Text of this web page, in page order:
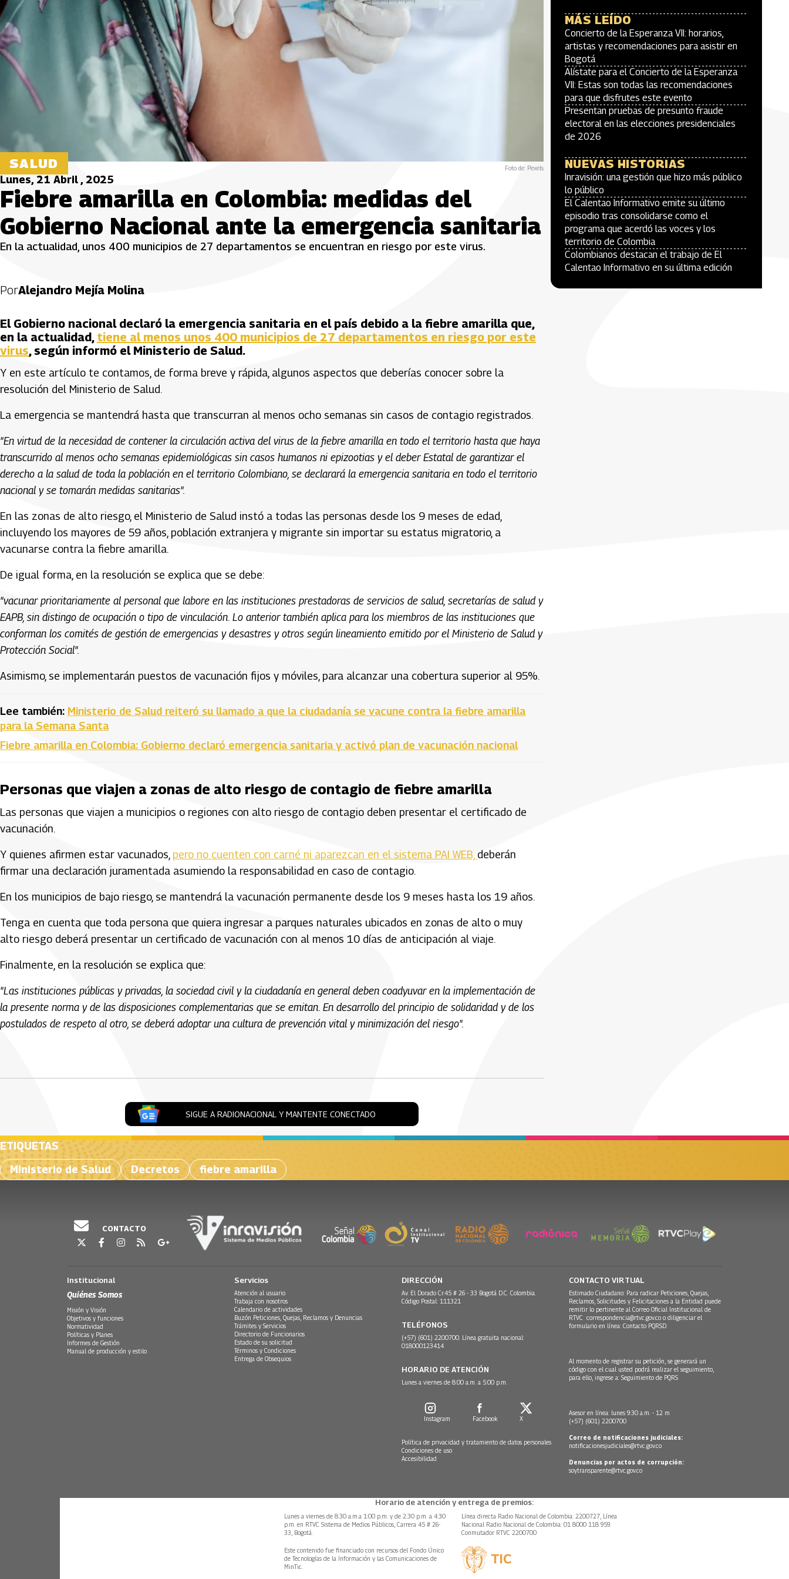
SALUD Foto de: Pexels
Lunes, 21 Abril , 2025
Fiebre amarilla en Colombia: medidas del
Gobierno Nacional ante la emergencia sanitaria
En la actualidad, unos 400 municipios de 27 departamentos se encuentran en riesgo por este virus.
PorAlejandro Mejía Molina
El Gobierno nacional declaró la emergencia sanitaria en el país debido a la fiebre amarilla que,
en la actualidad, tiene al menos unos 400 municipios de 27 departamentos en riesgo por este
virus, según informó el Ministerio de Salud.
Y en este artículo te contamos, de forma breve y rápida, algunos aspectos que deberías conocer sobre la
resolución del Ministerio de Salud.
La emergencia se mantendrá hasta que transcurran al menos ocho semanas sin casos de contagio registrados.
"En virtud de la necesidad de contener la circulación activa del virus de la fiebre amarilla en todo el territorio hasta que haya
transcurrido al menos ocho semanas epidemiológicas sin casos humanos ni epizootias y el deber Estatal de garantizar el
derecho a la salud de toda la población en el territorio Colombiano, se declarará la emergencia sanitaria en todo el territorio
nacional y se tomarán medidas sanitarias".
En las zonas de alto riesgo, el Ministerio de Salud instó a todas las personas desde los 9 meses de edad,
incluyendo los mayores de 59 años, población extranjera y migrante sin importar su estatus migratorio, a
vacunarse contra la fiebre amarilla.
De igual forma, en la resolución se explica que se debe:
"vacunar prioritariamente al personal que labore en las instituciones prestadoras de servicios de salud, secretarías de salud y
EAPB, sin distingo de ocupación o tipo de vinculación. Lo anterior también aplica para los miembros de las instituciones que
conforman los comités de gestión de emergencias y desastres y otros según lineamiento emitido por el Ministerio de Salud y
Protección Social".
Asimismo, se implementarán puestos de vacunación fijos y móviles, para alcanzar una cobertura superior al 95%.
Lee también: Ministerio de Salud reiteró su llamado a que la ciudadanía se vacune contra la fiebre amarilla
para la Semana Santa
Fiebre amarilla en Colombia: Gobierno declaró emergencia sanitaria y activó plan de vacunación nacional
Personas que viajen a zonas de alto riesgo de contagio de fiebre amarilla
Las personas que viajen a municipios o regiones con alto riesgo de contagio deben presentar el certificado de
vacunación.
Y quienes afirmen estar vacunados, pero no cuenten con carné ni aparezcan en el sistema PAI WEB, deberán
firmar una declaración juramentada asumiendo la responsabilidad en caso de contagio.
En los municipios de bajo riesgo, se mantendrá la vacunación permanente desde los 9 meses hasta los 19 años.
Tenga en cuenta que toda persona que quiera ingresar a parques naturales ubicados en zonas de alto o muy
alto riesgo deberá presentar un certificado de vacunación con al menos 10 días de anticipación al viaje.
Finalmente, en la resolución se explica que:
"Las instituciones públicas y privadas, la sociedad civil y la ciudadanía en general deben coadyuvar en la implementación de
la presente norma y de las disposiciones complementarias que se emitan. En desarrollo del principio de solidaridad y de los
postulados de respeto al otro, se deberá adoptar una cultura de prevención vital y minimización del riesgo".
SIGUE A RADIONACIONAL Y MANTENTE CONECTADO
MÁS LEÍDO
Concierto de la Esperanza VII: horarios,
artistas y recomendaciones para asistir en
Bogotá
Alístate para el Concierto de la Esperanza
VII: Estas son todas las recomendaciones
para que disfrutes este evento
Presentan pruebas de presunto fraude
electoral en las elecciones presidenciales
de 2026
NUEVAS HISTORIAS
Inravisión: una gestión que hizo más público
lo público
El Calentao Informativo emite su último
episodio tras consolidarse como el
programa que acerdó las voces y los
territorio de Colombia
Colombianos destacan el trabajo de El
Calentao Informativo en su última edición
ETIQUETAS
Ministerio de Salud
Decretos fiebre amarilla
CONTACTO
Institucional
Quiénes Somos
Misión y Visión
Objetivos y funciones
Normatividad
Políticas y Planes
Informes de Gestión
Manual de producción y estilo
Servicios
Atención al usuario
Trabaja con nosotros
Calendario de actividades
Buzón Peticiones, Quejas, Reclamos y Denuncias
Trámites y Servicios
Directorio de Funcionarios
Estado de su solicitud
Términos y Condiciones
Entrega de Obsequios
DIRECCIÓN
Av. El Dorado Cr.45 # 26 - 33 Bogotá D.C. Colombia.
Código Postal: 111321
TELÉFONOS
(+57) (601) 2200700. Línea gratuita nacional:
018000123414
HORARIO DE ATENCIÓN
Lunes a viernes de 8:00 a.m. a 5:00 p.m.
Instagram Facebook X
Política de privacidad y tratamiento de datos personales
Condiciones de uso
Accesibilidad
CONTACTO VIRTUAL
Estimado Ciudadano: Para radicar Peticiones, Quejas,
Reclamos, Solicitudes y Felicitaciones a la Entidad puede
remitir lo pertinente al Correo Oficial Institucional de
RTVC correspondencia@rtvc.gov.co o diligenciar el
formulario en línea: Contacto PQRSD.
Al momento de registrar su petición, se generará un
código con el cual usted podrá realizar el seguimiento,
para ello, ingrese a: Seguimiento de PQRS
Asesor en línea: lunes 9:30 a.m. - 12 m
(+57) (601) 2200700
Correo de notificaciones judiciales:
notificacionesjudiciales@rtvc.gov.co
Denuncias por actos de corrupción:
soytransparente@rtvc.gov.co
Horario de atención y entrega de premios:
Lunes a viernes de 8:30 a.m.a 1:00 p.m. y de 2:30 p.m. a 4:30
p.m. en RTVC Sistema de Medios Públicos, Carrera 45 # 26-
33, Bogotá.
Línea directa Radio Nacional de Colombia: 2200727, Línea
Nacional Radio Nacional de Colombia: 01 8000 118 959.
Conmutador RTVC 2200700
Este contenido fue financiado con recursos del Fondo Único
de Tecnologías de la Información y las Comunicaciones de
MinTic.